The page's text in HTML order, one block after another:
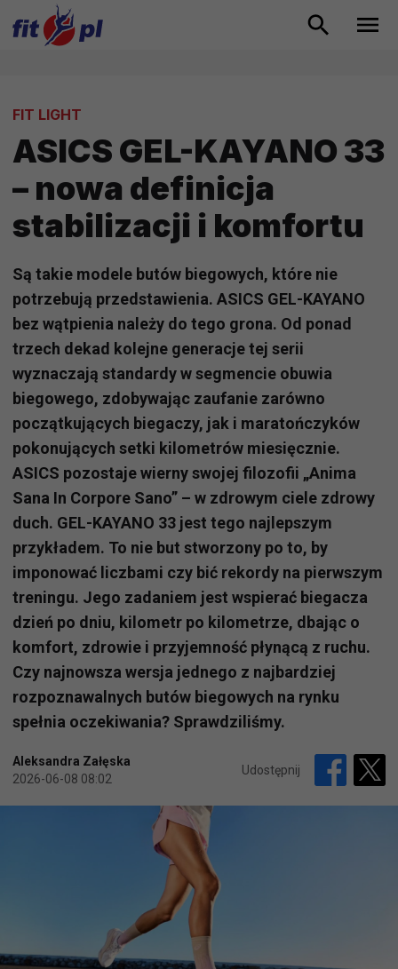
FIT LIGHT
ASICS GEL-KAYANO 33
– nowa definicja
stabilizacji i komfortu
Są takie modele butów biegowych, które nie
potrzebują przedstawienia. ASICS GEL-KAYANO
bez wątpienia należy do tego grona. Od ponad
trzech dekad kolejne generacje tej serii
wyznaczają standardy w segmencie obuwia
biegowego, zdobywając zaufanie zarówno
początkujących biegaczy, jak i maratończyków
pokonujących setki kilometrów miesięcznie.
ASICS pozostaje wierny swojej filozofii „Anima
Sana In Corpore Sano” – w zdrowym ciele zdrowy
duch. GEL-KAYANO 33 jest tego najlepszym
przykładem. To nie but stworzony po to, by
imponować liczbami czy bić rekordy na pierwszym
treningu. Jego zadaniem jest wspierać biegacza
dzień po dniu, kilometr po kilometrze, dbając o
komfort, zdrowie i przyjemność płynącą z ruchu.
Czy najnowsza wersja jednego z najbardziej
rozpoznawalnych butów biegowych na rynku
spełnia oczekiwania? Sprawdziliśmy.
Aleksandra Załęska
2026-06-08 08:02
Udostępnij